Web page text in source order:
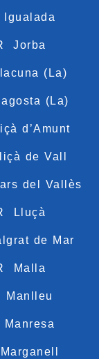
Jorba
(La)
(La)
d’Amunt
de Vall
del Vallès
Lluçà
de Mar
Malla